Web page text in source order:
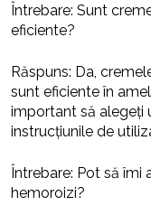
Întrebare: Sunt
eficiente?
Răspuns: Da,
sunt eficiente în
important să alegeți
instrucțiunile de
Întrebare: Pot să îmi
hemoroizi?